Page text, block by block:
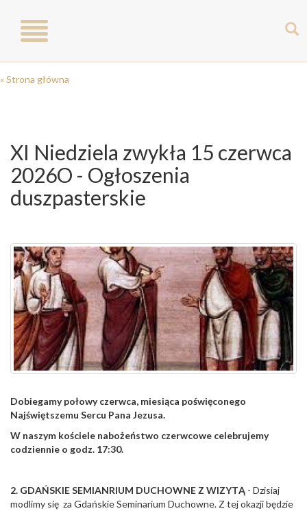
Toggle
navigation
« Strona główna
XI Niedziela zwykła 15 czerwca
2026O - Ogłoszenia
duszpasterskie
Dobiegamy połowy czerwca, miesiąca poświęconego
Najświętszemu Sercu Pana Jezusa.
W naszym kościele nabożeństwo czerwcowe celebrujemy
codziennie o godz. 17:30.
2. GDAŃSKIE SEMIANRIUM DUCHOWNE Z WIZYTĄ - Dzisiaj
modlimy się za Gdańskie Seminarium Duchowne. Z tej okazji będzie